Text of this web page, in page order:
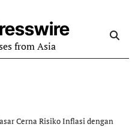
from Asia
Cerna Risiko Inflasi dengan